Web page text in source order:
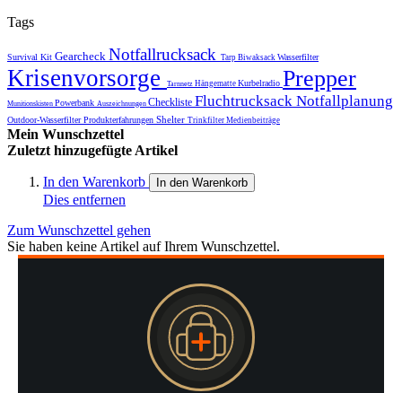
Tags
Survival Kit Gearcheck Notfallrucksack Tarp Biwaksack Wasserfilter
Krisenvorsorge Tarnnetz Hängematte Kurbelradio Prepper
Munitionskisten Powerbank Auszeichnungen Checkliste Fluchtrucksack Notfallplanung
Outdoor-WasserfilterProdukterfahrungen Shelter Trinkfilter Medienbeiträge
Mein Wunschzettel
Zuletzt hinzugefügte Artikel
In den Warenkorb In den Warenkorb
Dies entfernen
Zum Wunschzettel gehen
Sie haben keine Artikel auf Ihrem Wunschzettel.